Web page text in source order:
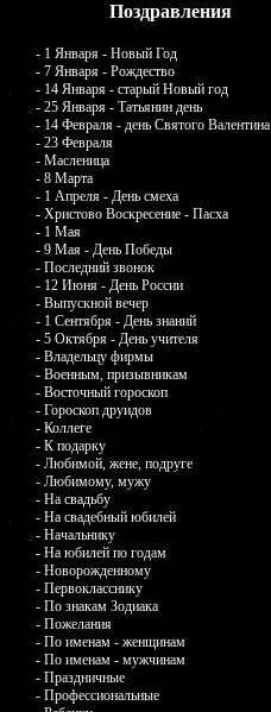
Поздравления
- 1 Января - Новый Год
- 7 Января - Рождество
- 14 Января - старый Новый год
- 25 Января - Татьянин день
- 14 Февраля - день Святого Валентина
- 23 Февраля
- Масленица
- 8 Марта
- 1 Апреля - День смеха
- Христово Воскресение - Пасха
- 1 Мая
- 9 Мая - День Победы
- Последний звонок
- 12 Июня - День России
- Выпускной вечер
- 1 Сентября - День знаний
- 5 Октября - День учителя
- Владельцу фирмы
- Военным, призывникам
- Восточный гороскоп
- Гороскоп друидов
- Коллеге
- К подарку
- Любимой, жене, подруге
- Любимому, мужу
- На свадьбу
- На свадебный юбилей
- Начальнику
- На юбилей по годам
- Новорожденному
- Первокласснику
- По знакам Зодиака
- Пожелания
- По именам - женщинам
- По именам - мужчинам
- Праздничные
- Профессиональные